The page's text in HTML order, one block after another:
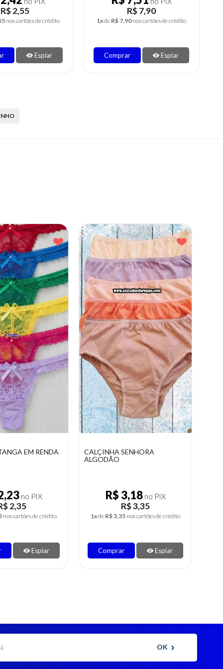
R$ 2,55
nos cartões de crédito
Espiar
R$ 2,55
1xde R$ 2,55 nos cartões de crédito
Comprar Espiar
no PIX
3,35
nos cartões de crédito
Espiar
CALCINHA ADULTO EM
MICROFIBRA LISA
R$ 2,82no PIX
R$ 2,97
1xde R$ 2,97 nos cartões de crédito
Comprar Espiar
OK